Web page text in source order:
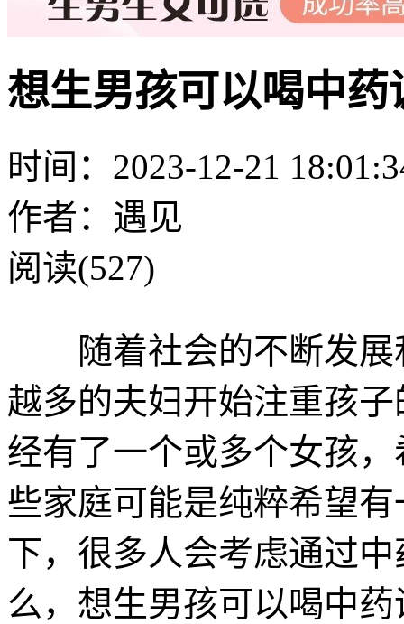
想生男孩可以喝中
时间：2023-12-21
作者：遇见
阅读(527)
随着社会的不断发展
越多的夫妇开始注重孩
经有了一个或多个女孩
些家庭可能是纯粹希望
下，很多人会考虑通过
么，想生男孩可以喝中